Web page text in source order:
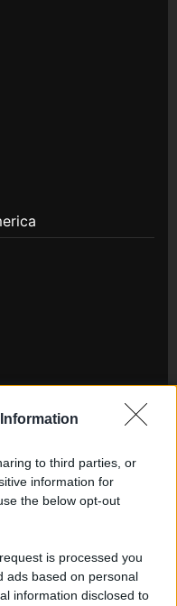
to third parties, or
information for
the below opt-out
is processed you
ads based on personal
information disclosed to